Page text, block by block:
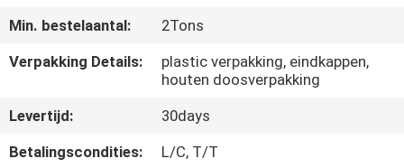
KWALITEITSCONTROLE
ONS
Min. bestelaantal:
2Tons
Verpakking Details:
plastic verpakking, eindkappen,
houten doosverpakking
Levertijd:
30days
Betalingscondities:
L/C, T/T